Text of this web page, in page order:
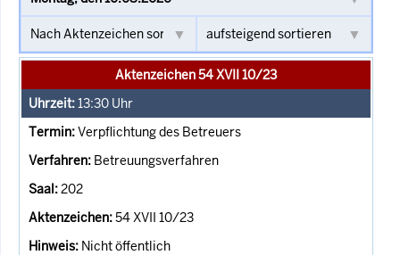
Aktenzeichen 54 XVII 10/23
13:30 Uhr
Verpflichtung des Betreuers
Betreuungsverfahren
202
54 XVII 10/23
Nicht öffentlich